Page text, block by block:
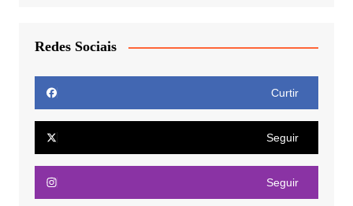
Redes Sociais
Curtir
Seguir
Seguir